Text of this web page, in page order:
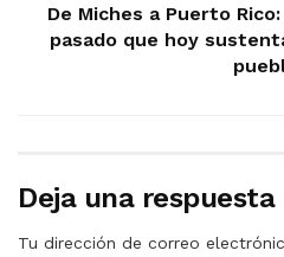
De Miches a Puerto
pasado que hoy
Deja una respuesta
Tu dirección de correo